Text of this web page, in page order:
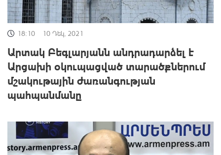
18:10 10 Դեկ, 2021
Արտակ Բեգլարյանն անդրադարձել է
Արցախի օկուպացված տարածքներում
մշակութային ժառանգության
պահպանմանը